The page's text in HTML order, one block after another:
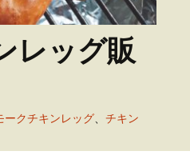
レッグ販
ークチキンレッグ、 チキン